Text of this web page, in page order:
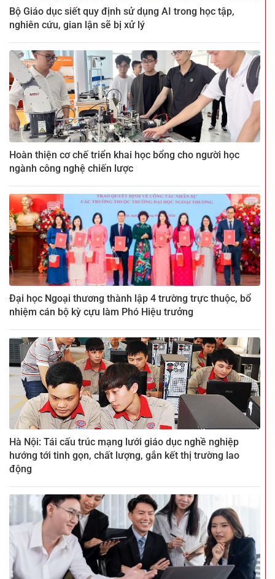
Bộ Giáo dục siết quy định sử dụng AI trong học tập,
nghiên cứu, gian lận sẽ bị xử lý
Hoàn thiện cơ chế triển khai học bổng cho người học
ngành công nghệ chiến lược
Đại học Ngoại thương thành lập 4 trường trực thuộc, bổ
nhiệm cán bộ kỳ cựu làm Phó Hiệu trưởng
Hà Nội: Tái cấu trúc mạng lưới giáo dục nghề nghiệp
hướng tới tinh gọn, chất lượng, gắn kết thị trường lao
động